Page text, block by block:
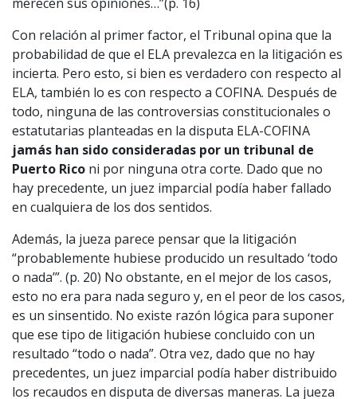
merecen sus opiniones…”(p. 16)
Con relación al primer factor, el Tribunal opina que la
probabilidad de que el ELA prevalezca en la litigación es
incierta. Pero esto, si bien es verdadero con respecto al
ELA, también lo es con respecto a COFINA. Después de
todo, ninguna de las controversias constitucionales o
estatutarias planteadas en la disputa ELA-COFINA
jamás han sido consideradas por un tribunal de
Puerto Rico ni por ninguna otra corte. Dado que no
hay precedente, un juez imparcial podía haber fallado
en cualquiera de los dos sentidos.
Además, la jueza parece pensar que la litigación
“probablemente hubiese producido un resultado ‘todo
o nada’”. (p. 20) No obstante, en el mejor de los casos,
esto no era para nada seguro y, en el peor de los casos,
es un sinsentido. No existe razón lógica para suponer
que ese tipo de litigación hubiese concluido con un
resultado “todo o nada”. Otra vez, dado que no hay
precedentes, un juez imparcial podía haber distribuido
los recaudos en disputa de diversas maneras. La jueza